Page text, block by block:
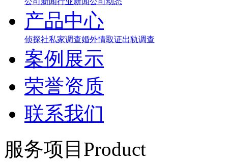
产品中心
侦探社私家调查婚外情取证出轨调查
案例展示
荣誉资质
联系我们
服务项目 Product